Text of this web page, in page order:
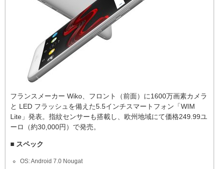
フランスメーカー Wiko、フロント（前面）に1600万画素カメラ
と LED フラッシュを備えた5.5インチスマートフォン「WIM
Lite」発表。指紋センサーも搭載し、欧州地域にて価格249.99ユ
ーロ（約30,000円）で発売。
■ スペック
OS: Android 7.0 Nougat